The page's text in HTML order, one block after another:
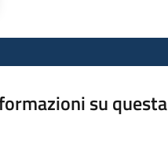
su questa